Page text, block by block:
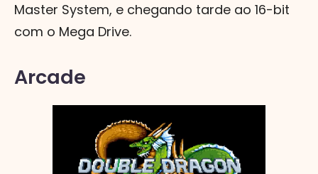
Master System, e chegando tarde ao 16-bit
com o Mega Drive.
Arcade